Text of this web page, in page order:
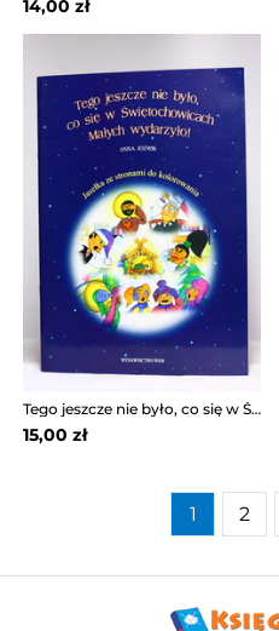
14,00 zł
Tego jeszcze nie było, co się w Świętochowicach...
15,00 zł
1 2